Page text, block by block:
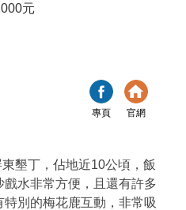
元
專頁 官網
墾丁，佔地近10公頃，飯
水非常方便，且還有許多
別的梅花鹿互動，非常吸